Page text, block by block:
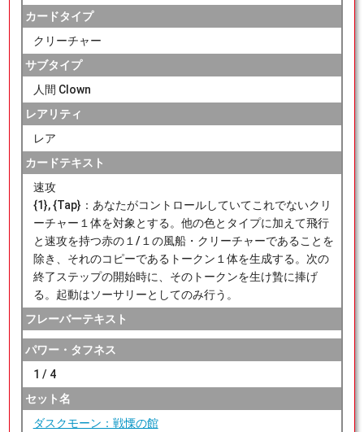
カードタイプ
クリーチャー
サブタイプ
人間 Clown
レアリティ
レア
カードテキスト
速攻
{1}, {Tap}：あなたがコントロールしていてこれでないクリ
ーチャー１体を対象とする。他の色とタイプに加えて飛行
と速攻を持つ赤の１/１の風船・クリーチャーであることを
除き、それのコピーであるトークン１体を生成する。次の
終了ステップの開始時に、そのトークンを生け贄に捧げ
る。起動はソーサリーとしてのみ行う。
フレーバーテキスト
パワー・タフネス
1 / 4
セット名
ダスクモーン：戦慄の館